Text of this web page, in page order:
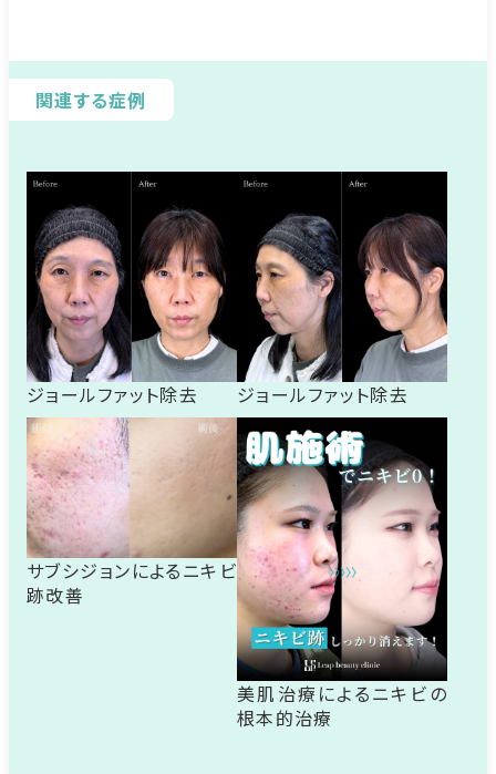
関連する症例
ジョールファット除去 ジョールファット除去
サブシジョンによるニキビ
跡改善
美肌治療によるニキビの
根本的治療